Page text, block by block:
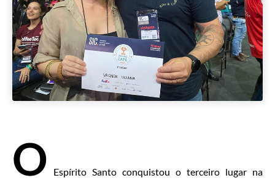
O Espírito Santo conquistou o terceiro lugar na